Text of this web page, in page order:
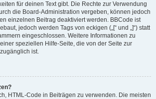
für deinen Text gibt. Die Rechte zur Verwendung
die Board-Administration vergeben, können jedoch
einzelnen Beitrag deaktiviert werden. BBCode ist
jedoch werden Tags von eckigen („[“ und „]“) statt
eingeschlossen. Weitere Informationen zu
speziellen Hilfe-Seite, die von der Seite zur
ist.
HTML-Code in Beiträgen zu verwenden. Die meisten